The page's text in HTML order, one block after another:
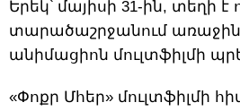
Երեկ՝ մայիսի 31-ին, տեղի է
տարածաշրջանում առաջին
անիմացիոն մուլտֆիլմի
«Փոքր Մհեր» մուլտֆիլմի